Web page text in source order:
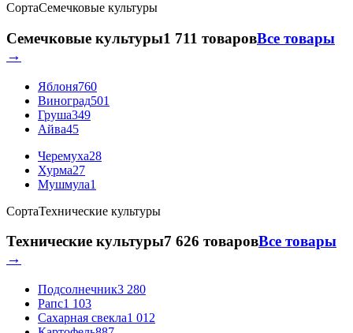
СортаСемечковые культуры
Семечковые культуры1 711 товаровВсе товары
→
Яблоня760
Виноград501
Груша349
Айва45
Черемуха28
Хурма27
Мушмула1
СортаТехнические культуры
Технические культуры7 626 товаровВсе товары
→
Подсолнечник3 280
Рапс1 103
Сахарная свекла1 012